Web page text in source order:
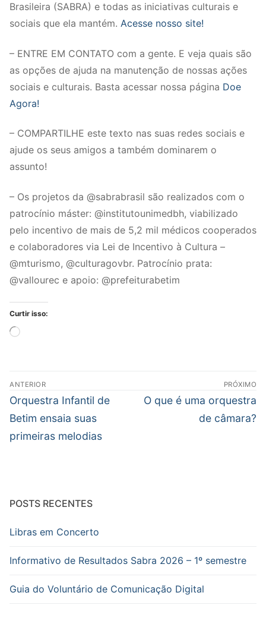
Brasileira (SABRA) e todas as iniciativas culturais e
sociais que ela mantém. Acesse nosso site!
– ENTRE EM CONTATO com a gente. E veja quais são
as opções de ajuda na manutenção de nossas ações
sociais e culturais. Basta acessar nossa página Doe
Agora!
– COMPARTILHE este texto nas suas redes sociais e
ajude os seus amigos a também dominarem o
assunto!
– Os projetos da @sabrabrasil são realizados com o
patrocínio máster: @institutounimedbh, viabilizado
pelo incentivo de mais de 5,2 mil médicos cooperados
e colaboradores via Lei de Incentivo à Cultura –
@mturismo, @culturagovbr. Patrocínio prata:
@vallourec e apoio: @prefeiturabetim
Curtir isso:
Carregando...
Navegação
de
Post
ANTERIOR
Post
anterior:
Orquestra Infantil de
Betim ensaia suas
primeiras melodias
PRÓXIMO
Próximo
O que é uma orquestra
de câmara?
POSTS RECENTES
Libras em Concerto
Informativo de Resultados Sabra 2026 – 1º semestre
Guia do Voluntário de Comunicação Digital